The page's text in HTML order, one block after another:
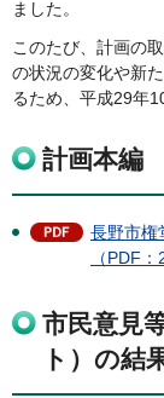
ました。
このたび、計画の
の状況の変化や新
るため、平成29年
計画本編
長野市権
（PDF：
市民意見
ト）の結